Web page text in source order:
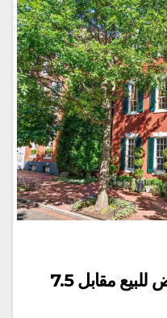
منزل كينيدي التاريخي يُعرض للبيع مقابل 7.5